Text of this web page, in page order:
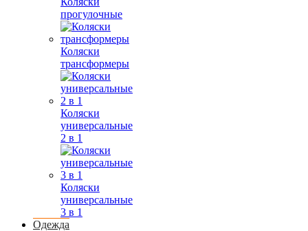
прогулочные
Коляски
трансформеры
Коляски
универсальные
2 в 1
Коляски
универсальные
3 в 1
Одежда